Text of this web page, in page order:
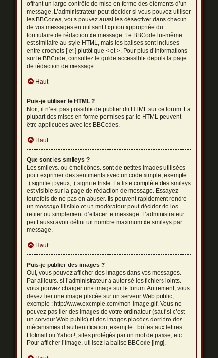
offrant un large contrôle de mise en forme des éléments d’un
message. L’administrateur peut décider si vous pouvez utiliser
les BBCodes, vous pouvez aussi les désactiver dans chacun
de vos messages en utilisant l’option appropriée du
formulaire de rédaction de message. Le BBCode lui-même
est similaire au style HTML, mais les balises sont incluses
entre crochets [ et ] plutôt que < et >. Pour plus d’informations
sur le BBCode, consultez le guide accessible depuis la page
de rédaction de message.
Haut
Puis-je utiliser le HTML ?
Non, il n’est pas possible de publier du HTML sur ce forum. La
plupart des mises en forme permises par le HTML peuvent
être appliquées avec les BBCodes.
Haut
Que sont les smileys ?
Les smileys, ou émoticônes, sont de petites images utilisées
pour exprimer des sentiments avec un code simple, exemple :
:) signifie joyeux, :( signifie triste. La liste complète des smileys
est visible sur la page de rédaction de message. Essayez
toutefois de ne pas en abuser. Ils peuvent rapidement rendre
un message illisible et un modérateur peut décider de les
retirer ou simplement d’effacer le message. L’administrateur
peut aussi avoir défini un nombre maximum de smileys par
message.
Haut
Puis-je publier des images ?
Oui, vous pouvez afficher des images dans vos messages.
Par ailleurs, si l’administrateur a autorisé les fichiers joints,
vous pouvez charger une image sur le forum. Autrement, vous
devez lier une image placée sur un serveur Web public,
exemple : http://www.exemple.com/mon-image.gif. Vous ne
pouvez pas lier des images de votre ordinateur (sauf si c’est
un serveur Web public) ni des images placées derrière des
mécanismes d’authentification, exemple : boîtes aux lettres
Hotmail ou Yahoo!, sites protégés par un mot de passe, etc.
Pour afficher l’image, utilisez la balise BBCode [img].